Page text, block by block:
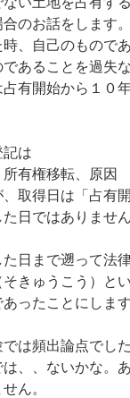
のお話をします。
、自己のもので
であることを過失
有開始から１０
は
有権移転、原因
取得日は「占有
日ではありません
日まで遡って法
きゅうこう）と
ったことにします
は頻出論点でした
、、ないかな。
ん。